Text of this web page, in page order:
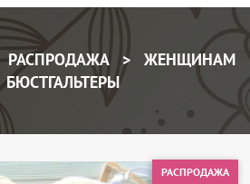
РАСПРОДАЖА
ЖЕНЩИНАМ
БЮСТГАЛЬТЕРЫ
РАСПРОДАЖА